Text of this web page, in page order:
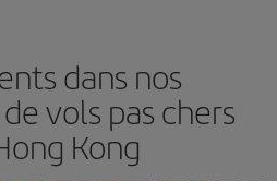
dans nos
vols pas chers
Kong